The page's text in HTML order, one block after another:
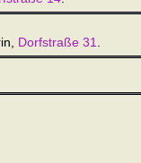
Dorfstraße 31